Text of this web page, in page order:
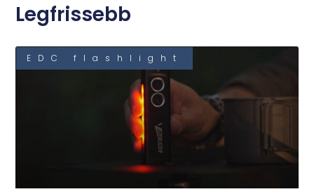
Legfrissebb
EDC flashlight